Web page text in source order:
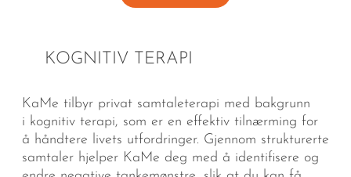
KOGNITIV TERAPI
KaMe tilbyr privat samtaleterapi med bakgrunn
i kognitiv terapi, som er en effektiv tilnærming for
å håndtere livets utfordringer. Gjennom strukturerte
samtaler hjelper KaMe deg med å identifisere og